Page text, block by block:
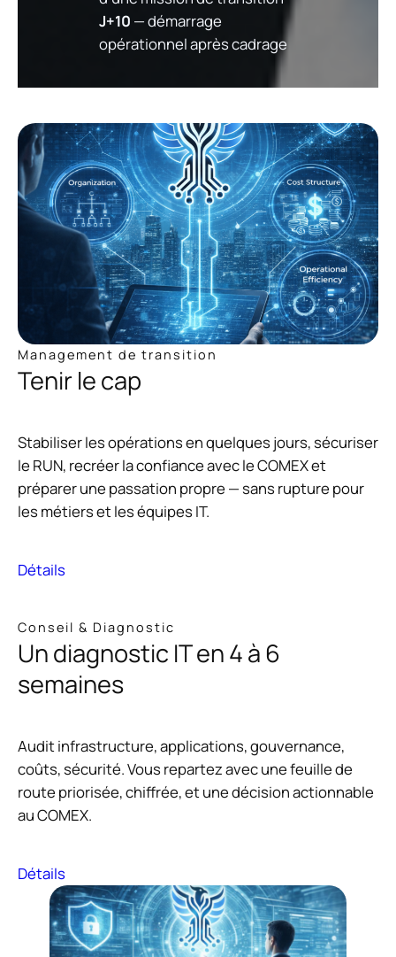
J+10 — démarrage
opérationnel après cadrage
Management de transition
Tenir le cap
Stabiliser les opérations en quelques jours, sécuriser
le RUN, recréer la confiance avec le COMEX et
préparer une passation propre — sans rupture pour
les métiers et les équipes IT.
Détails
Conseil & Diagnostic
Un diagnostic IT en 4 à 6
semaines
Audit infrastructure, applications, gouvernance,
coûts, sécurité. Vous repartez avec une feuille de
route priorisée, chiffrée, et une décision actionnable
au COMEX.
Détails